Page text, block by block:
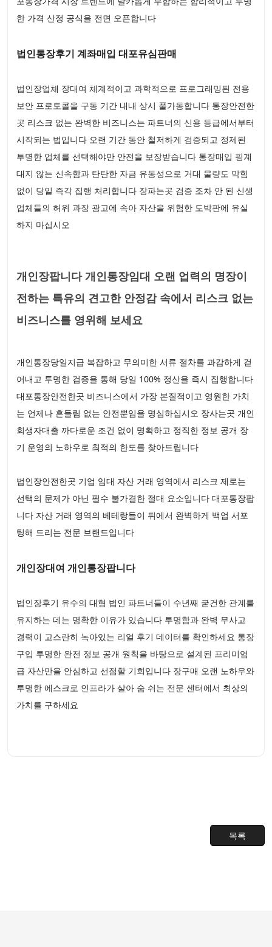
한 가격 산정 공식을 전면 오픈합니다
법인통장후기 계좌매입 대포유심판매
법인장업체 장대여 체계적이고 과학적으로 프로그래밍된 전용
보안 프로토콜을 구동 기간 내내 상시 풀가동합니다 통장안전한
곳 리스크 없는 완벽한 비즈니스는 파트너의 신용 등급에서부터
시작되는 법입니다 오랜 기간 동안 철저하게 검증되고 정제된
투명한 업체를 선택해야만 안전을 보장받습니다 통장매입 핑계
대지 않는 신속함과 탄탄한 자금 유동성으로 거대 물량도 막힘
없이 당일 즉각 집행 처리합니다 장파는곳 검증 조차 안 된 신생
업체들의 허위 과장 광고에 속아 자산을 위험한 도박판에 유실
하지 마십시오
개인장팝니다 개인통장임대 오랜 업력의 명장이
전하는 특유의 견고한 안정감 속에서 리스크 없는
비즈니스를 영위해 보세요
개인통장당일지급 복잡하고 무의미한 서류 절차를 과감하게 걷
어내고 투명한 검증을 통해 당일 100% 정산을 즉시 집행합니다
대포통장안전한곳 비즈니스에서 가장 본질적이고 영원한 가치
는 언제나 흔들림 없는 안전뿐임을 명심하십시오 장사는곳 개인
회생자대출 까다로운 조건 없이 명확하고 정직한 정보 공개 장
기 운영의 노하우로 최적의 한도를 찾아드립니다
법인장안전한곳 기업 임대 자산 거래 영역에서 리스크 제로는
선택의 문제가 아닌 필수 불가결한 절대 요소입니다 대포통장팝
니다 자산 거래 영역의 베테랑들이 뒤에서 완벽하게 백업 서포
팅해 드리는 전문 브랜드입니다
개인장대여 개인통장팝니다
법인장후기 유수의 대형 법인 파트너들이 수년째 굳건한 관계를
유지하는 데는 명확한 이유가 있습니다 투명함과 완벽 무사고
경력이 고스란히 녹아있는 리얼 후기 데이터를 확인하세요 통장
구입 투명한 완전 정보 공개 원칙을 바탕으로 설계된 프리미엄
급 자산만을 안심하고 선점할 기회입니다 장구매 오랜 노하우와
투명한 에스크로 인프라가 살아 숨 쉬는 전문 센터에서 최상의
가치를 구하세요
목록